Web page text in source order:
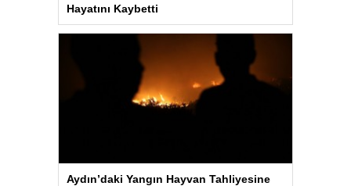
Hayatını Kaybetti
Aydın’daki Yangın Hayvan Tahliyesine